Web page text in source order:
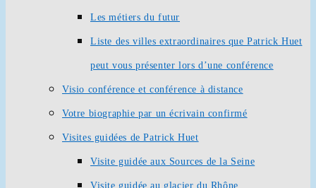
Les métiers du futur
Liste des villes extraordinaires que Patrick Huet
peut vous présenter lors d’une conférence
Visio conférence et conférence à distance
Votre biographie par un écrivain confirmé
Visites guidées de Patrick Huet
Visite guidée aux Sources de la Seine
Visite guidée au glacier du Rhône